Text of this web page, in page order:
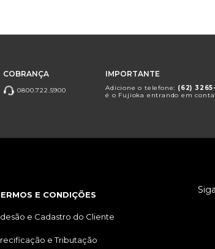
COBRANÇA
0800.722.5900
IMPORTANTE
Adicione o telefone: (62) 3265-
é o Fujioka entrando em
E CONDIÇÕES
e Cadastro do Cliente
e Tributação